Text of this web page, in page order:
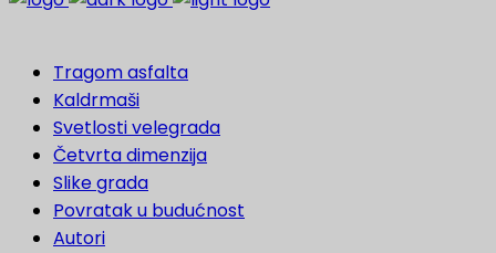
Tragom asfalta
Kaldrmaši
Svetlosti velegrada
Četvrta dimenzija
Slike grada
Povratak u budućnost
Autori